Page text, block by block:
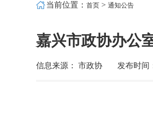
当前位置： 首页 > 通知公告
嘉兴市政协办公
信息来源： 市政协 发布时间